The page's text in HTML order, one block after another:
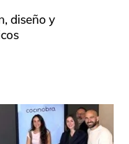
diseño y